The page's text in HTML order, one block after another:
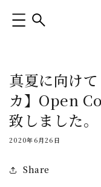
ンツに
進む
真夏に向け
カ】Open
致しました。
2020年6月26日
Share